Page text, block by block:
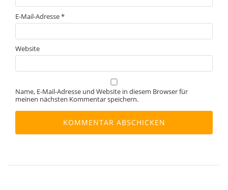
E-Mail-Adresse*
Website
Name, E-Mail-Adresse und Website in diesem Browser für
meinen nächsten Kommentar speichern.